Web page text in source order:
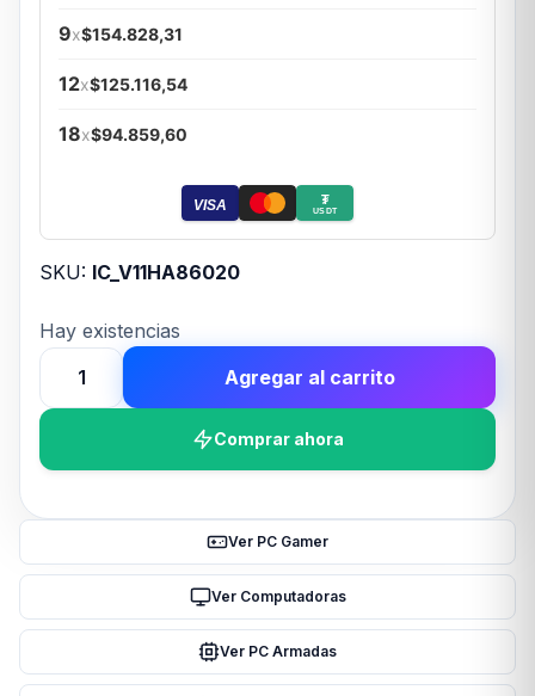
9x$154.828,31
12x$125.116,54
18x$94.859,60
VISA ₮
USDT
SKU: IC_V11HA86020
Hay existencias
Proyector
Epson
Agregar al carrito
Comprar ahora
Ver PC Gamer
Ver Computadoras
Ver PC Armadas